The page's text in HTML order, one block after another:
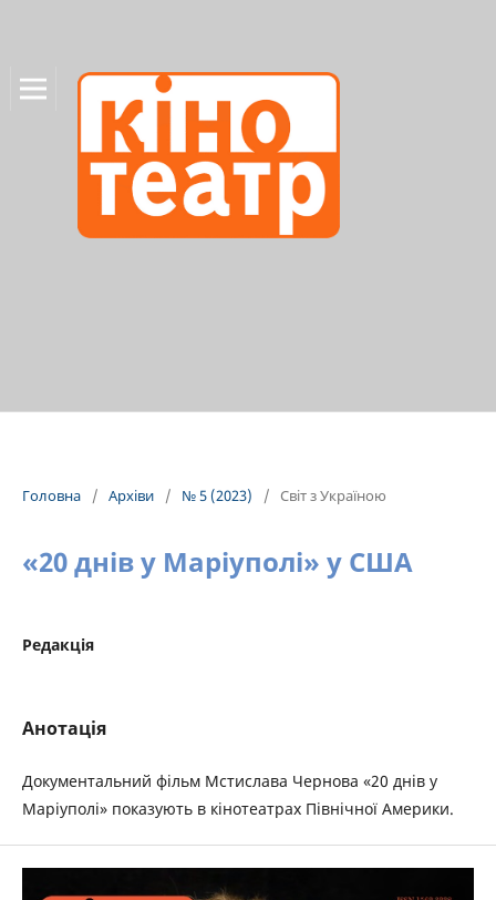
Головна / Архіви / № 5 (2023) / Світ з Україною
«20 днів у Маріуполі» у США
Редакція
Анотація
Документальний фільм Мстислава Чернова «20 днів у
Маріуполі» показують в кінотеатрах Північної Америки.